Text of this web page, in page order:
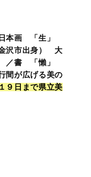
本画 「生」
沢市出身） 大
／書 「懶」
間が広げる美の
１ ９ 日 まで県立美